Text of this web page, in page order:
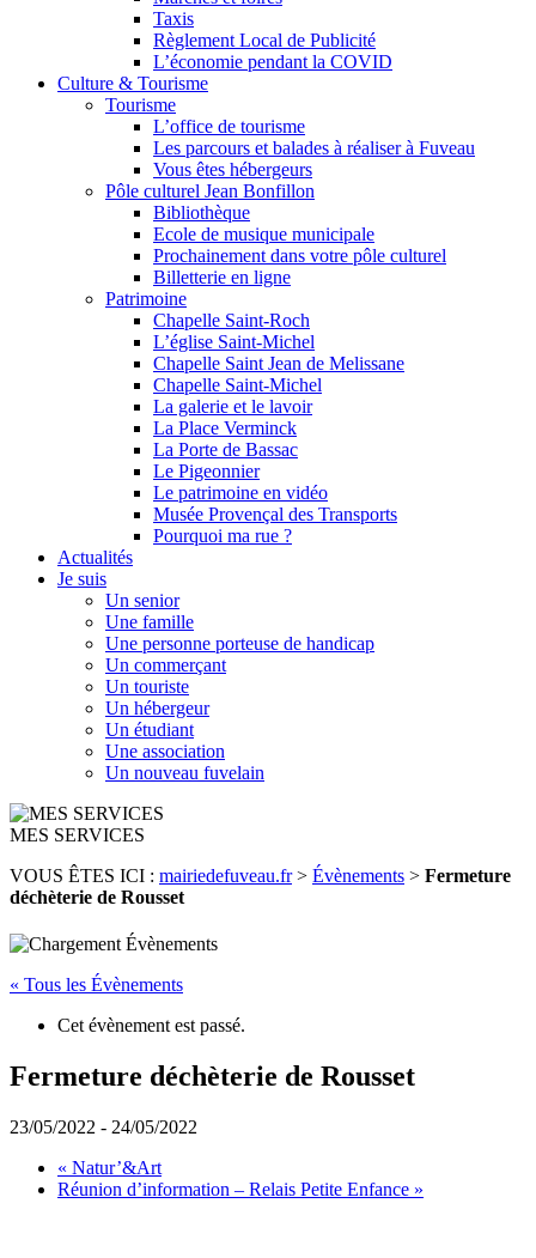
Taxis
Règlement Local de Publicité
L’économie pendant la COVID
Culture & Tourisme
Tourisme
L’office de tourisme
Les parcours et balades à réaliser à Fuveau
Vous êtes hébergeurs
Pôle culturel Jean Bonfillon
Bibliothèque
Ecole de musique municipale
Prochainement dans votre pôle culturel
Billetterie en ligne
Patrimoine
Chapelle Saint-Roch
L’église Saint-Michel
Chapelle Saint Jean de Melissane
Chapelle Saint-Michel
La galerie et le lavoir
La Place Verminck
La Porte de Bassac
Le Pigeonnier
Le patrimoine en vidéo
Musée Provençal des Transports
Pourquoi ma rue ?
Actualités
Je suis
Un senior
Une famille
Une personne porteuse de handicap
Un commerçant
Un touriste
Un hébergeur
Un étudiant
Une association
Un nouveau fuvelain
MES SERVICES
VOUS ÊTES ICI : mairiedefuveau.fr> Évènements > Fermeture
déchèterie de Rousset
« Tous les Évènements
Cet évènement est passé.
Fermeture déchèterie de Rousset
23/05/2022 - 24/05/2022
« Natur’&Art
Réunion d’information – Relais Petite Enfance »